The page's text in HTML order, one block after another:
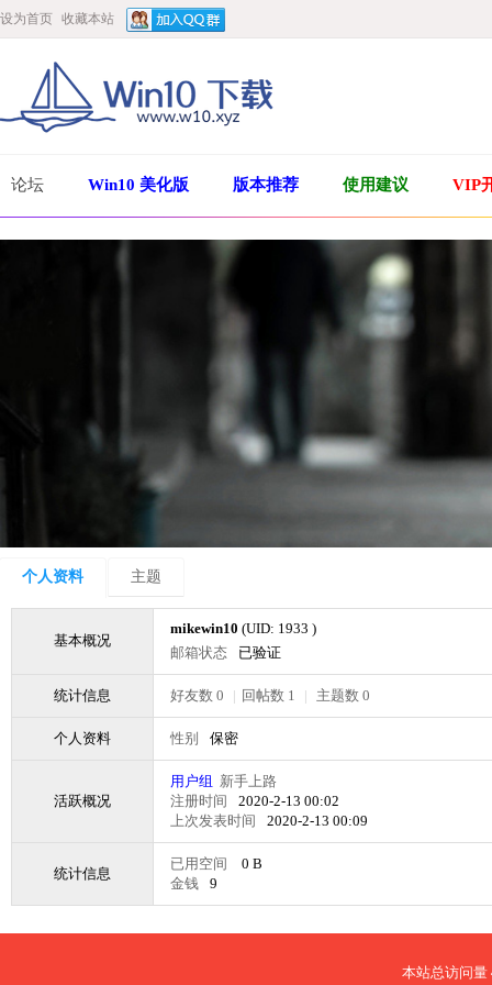
设为首页 收藏本站
论坛 Win10 美化版 版本推荐 使用建议 VIP
个人资料 主题
基本概况
mikewin10 (UID: 1933 )
邮箱状态
已验证
统计信息 好友数 0 | 回帖数 1 | 主题数 0
个人资料 性别 保密
活跃概况
用户组 新手上路
注册时间
2020-2-13 00:02
上次发表时间
2020-2-13 00:09
统计信息
已用空间
0 B
金钱
9
本站总访问量